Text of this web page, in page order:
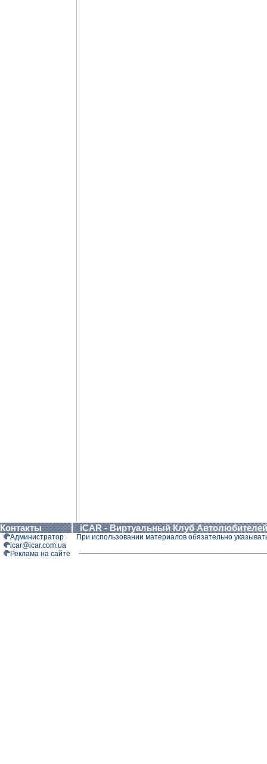
Контакты
Администратор
icar@icar.com.ua
Реклама на сайте
iCAR - Виртуальный Клуб Автолюбителей
При использовании материалов обязательно